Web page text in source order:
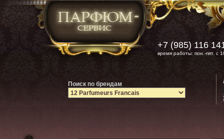
+7 (985) 116
время работы: пон.-пят. с
Поиск по брендам